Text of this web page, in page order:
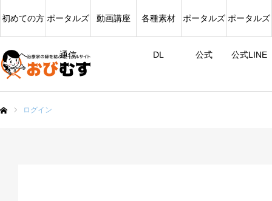
初めての方
へ
ポータルズ
通信
動画講座 各種素材
DL
ポータルズ
公式
ポータルズ
公式LINE
ログイン